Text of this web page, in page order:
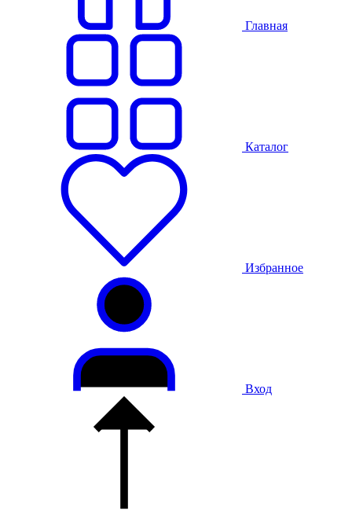
Главная
Каталог
Избранное
Вход